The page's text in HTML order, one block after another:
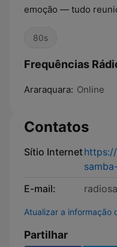
emoção — tudo
80s
Frequências
Araraquara: Online
Contatos
Sítio Internet
E-mail:
Atualizar a informação
Partilhar